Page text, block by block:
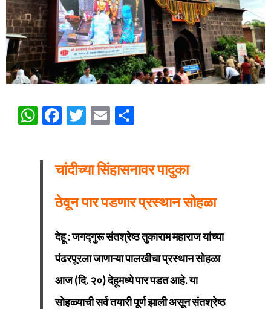
WhatsApp
Facebook
Twitter
Email
चांदीच्या सिंहासनावर पादुका
ठेवून पार पडणार प्रस्थान सोहळा
देहू : जगद्गुरू संतश्रेष्ठ तुकाराम महाराज यांच्या
पंढरपूरला जाणाऱ्या पालखीचा प्रस्थान सोहळा
आज (दि. २०) देहूमध्ये पार पडत आहे. या
सोहळ्याची सर्व तयारी पूर्ण झाली असून संतश्रेष्ठ